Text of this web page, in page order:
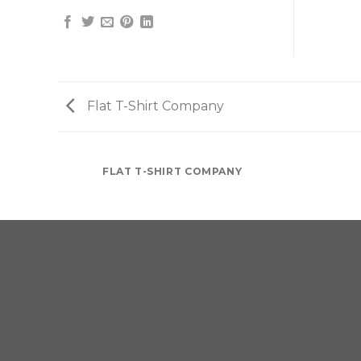
Flat T-Shirt Company
FLAT T-SHIRT COMPANY